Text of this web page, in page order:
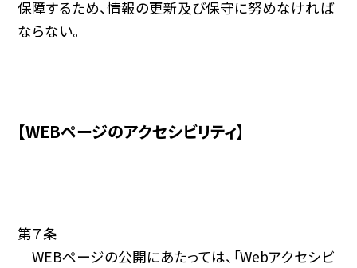
保障するため、情報の更新及び保守に努めなければ
ならない。
【WEBページのアクセシビリティ】
第７条
WEBページの公開にあたっては、「Webアクセシビ